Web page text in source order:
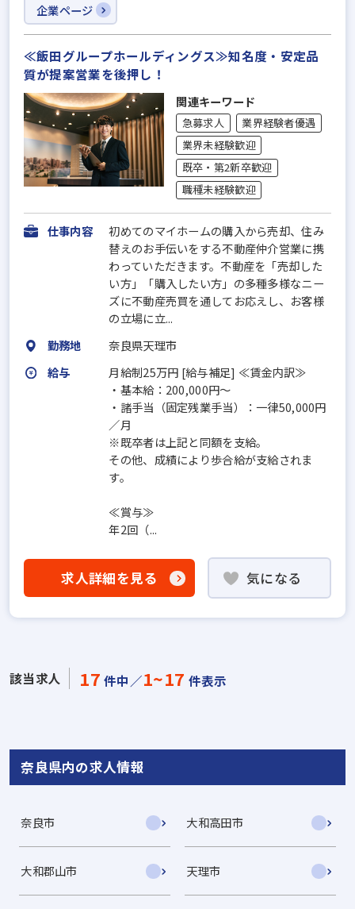
企業ページ
≪飯田グループホールディングス≫知名度・安定品
質が提案営業を後押し！
関連キーワード
急募求人
業界経験者優遇
業界未経験歓迎
既卒・第2新卒歓迎
職種未経験歓迎
仕事内容
初めてのマイホームの購入から売却、住み
替えのお手伝いをする不動産仲介営業に携
わっていただきます。不動産を「売却した
い方」「購入したい方」の多種多様なニー
ズに不動産売買を通してお応えし、お客様
の立場に立...
勤務地
奈良県天理市
給与
月給制25万円 [給与補足] ≪賃金内訳≫
・基本給：200,000円～
・諸手当（固定残業手当）：一律50,000円
／月
※既卒者は上記と同額を支給。
その他、成績により歩合給が支給されま
す。
≪賞与≫
年2回（...
求人詳細を見る 気になる
該当求人 17 件中／1~17 件表示
奈良県内の求人情報
奈良市 大和高田市
大和郡山市 天理市